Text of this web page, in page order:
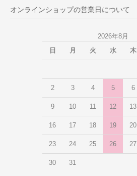
オンラインショップの営業日について
2026年8月
日
月 火 水 木
2 3 4 5 6
9 10 11 12 13
16 17 18 19 20
23 24 25 26 27
30 31